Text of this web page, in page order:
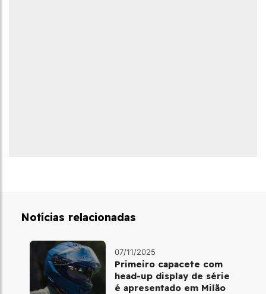
Notícias relacionadas
07/11/2025
Primeiro capacete com
head‑up display de série
é apresentado em Milão